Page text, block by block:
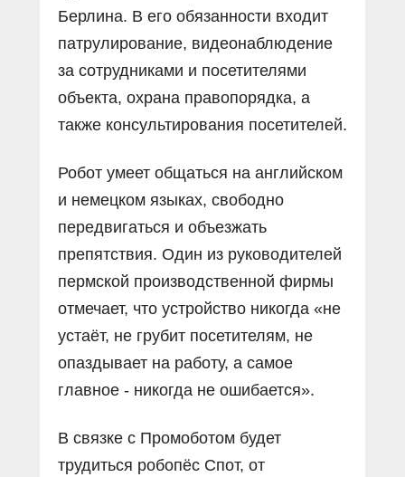
Берлина. В его обязанности входит
патрулирование, видеонаблюдение
за сотрудниками и посетителями
объекта, охрана правопорядка, а
также консультирования посетителей.
Робот умеет общаться на английском
и немецком языках, свободно
передвигаться и объезжать
препятствия. Один из руководителей
пермской производственной фирмы
отмечает, что устройство никогда «не
устаёт, не грубит посетителям, не
опаздывает на работу, а самое
главное - никогда не ошибается».
В связке с Промоботом будет
трудиться робопёс Спот, от